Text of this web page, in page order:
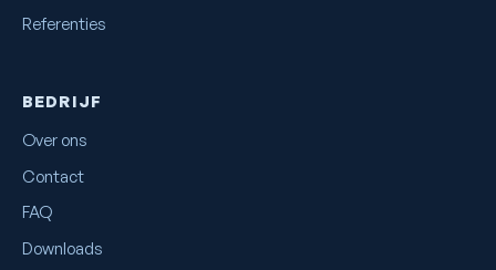
Referenties
BEDRIJF
Over ons
Contact
FAQ
Downloads